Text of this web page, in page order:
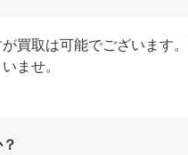
買取は可能でございます
ませ。